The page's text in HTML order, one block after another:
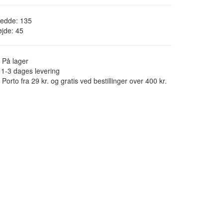
135
45
På lager
3 dages levering
Porto fra 29 kr. og gratis ved bestillinger over 400 kr.